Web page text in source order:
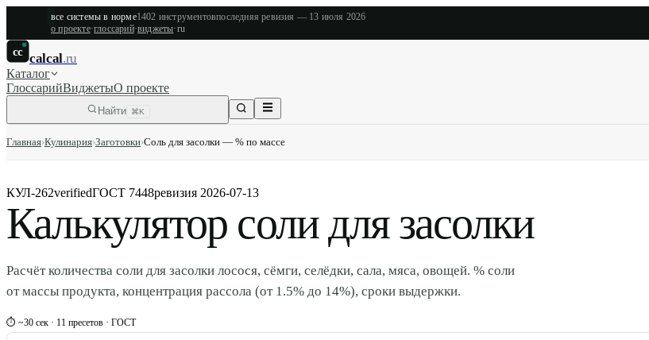
все системы в норме1402 инструментовпоследняя ревизия — 13 июля 2026
о проекте·глоссарий·виджеты·ru
cc calcal.ru
Каталог
ГлоссарийВиджетыО проекте
Найти ⌘K
Главная›Кулинария›Заготовки›Соль для засолки — % по массе
КУЛ-262verifiedГОСТ 7448ревизия 2026-07-13
Калькулятор соли для засолки
Расчёт количества соли для засолки лосося, сёмги, селёдки, сала, мяса, овощей. % соли
от массы продукта, концентрация рассола (от 1.5% до 14%), сроки выдержки.
⏱ ~30 сек · 11 пресетов · ГОСТ